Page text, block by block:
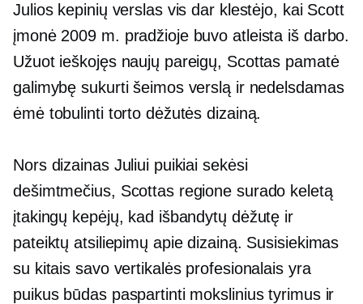
Julios kepinių verslas vis dar klestėjo, kai Scott
įmonė 2009 m. pradžioje buvo atleista iš darbo.
Užuot ieškojęs naujų pareigų, Scottas pamatė
galimybę sukurti šeimos verslą ir nedelsdamas
ėmė tobulinti torto dėžutės dizainą.
Nors dizainas Juliui puikiai sekėsi
dešimtmečius, Scottas regione surado keletą
įtakingų kepėjų, kad išbandytų dėžutę ir
pateiktų atsiliepimų apie dizainą. Susisiekimas
su kitais savo vertikalės profesionalais yra
puikus būdas paspartinti mokslinius tyrimus ir